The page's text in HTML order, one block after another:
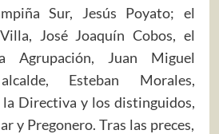
Sur, Jesús Poyato; el
José Joaquín Cobos, el
Agrupación, Juan Miguel
Esteban Morales,
la Directiva y los distinguidos,
y Pregonero. Tras las preces,